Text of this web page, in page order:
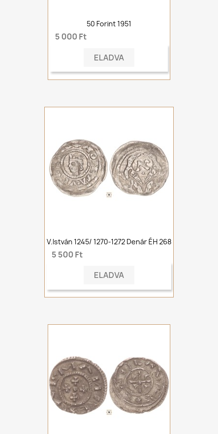
50 Forint 1951
5 000 Ft
ELADVA
V.István 1245/ 1270-1272 Denár ÉH 268
5 500 Ft
ELADVA